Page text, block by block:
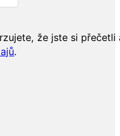
že jste si přečetli
.